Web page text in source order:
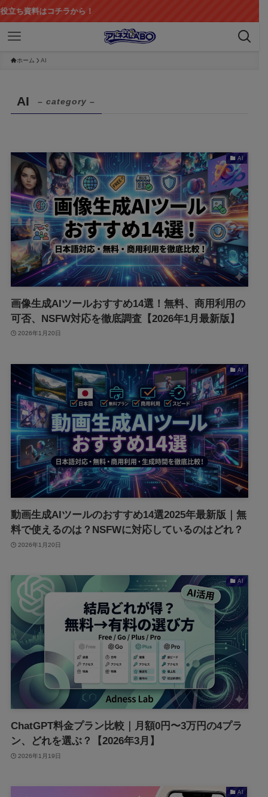
はコチラから！
ホーム AI
AI – category –
AI
画像生成AIツールおすすめ14選！無料、商用利用の
可否、NSFW対応を徹底調査【2026年1月最新版】
2026年1月20日
AI
動画生成AIツールのおすすめ14選2025年最新版｜無
料で使えるのは？NSFWに対応しているのはどれ？
2026年1月20日
AI
ChatGPT料金プラン比較｜月額0円〜3万円の4プラ
ン、どれを選ぶ？【2026年3月】
2026年1月19日
AI